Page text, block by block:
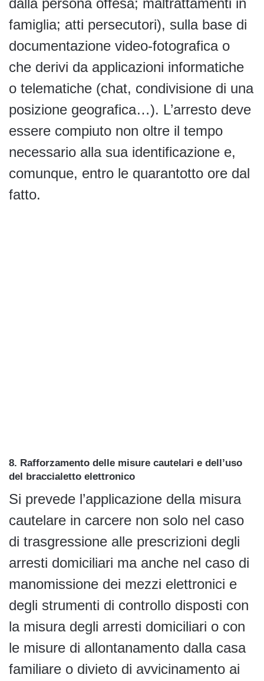
dalla persona offesa; maltrattamenti in
famiglia; atti persecutori), sulla base di
documentazione video-fotografica o
che derivi da applicazioni informatiche
o telematiche (chat, condivisione di una
posizione geografica…). L’arresto deve
essere compiuto non oltre il tempo
necessario alla sua identificazione e,
comunque, entro le quarantotto ore dal
fatto.
8. Rafforzamento delle misure cautelari e dell’uso
del braccialetto elettronico
Si prevede l’applicazione della misura
cautelare in carcere non solo nel caso
di trasgressione alle prescrizioni degli
arresti domiciliari ma anche nel caso di
manomissione dei mezzi elettronici e
degli strumenti di controllo disposti con
la misura degli arresti domiciliari o con
le misure di allontanamento dalla casa
familiare o divieto di avvicinamento ai